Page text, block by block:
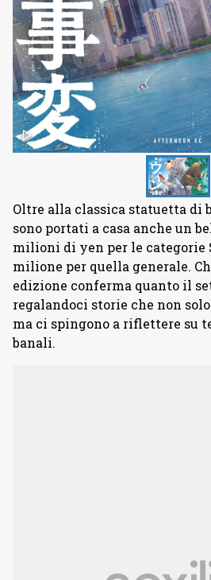
Oltre alla classica statuetta di
sono portati a casa anche un
milioni di yen per le categorie
milione per quella generale.
edizione conferma quanto il
regalandoci storie che non
ma ci spingono a riflettere su
banali.